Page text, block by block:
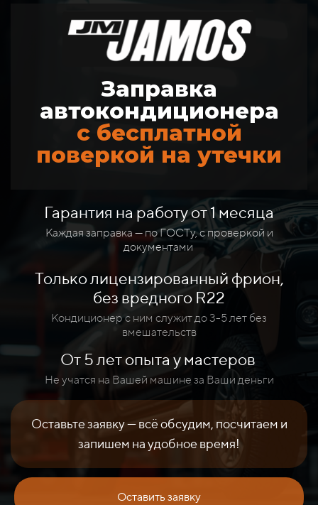
Заправка
автокондиционера
с бесплатной
поверкой на утечки
Гарантия на работу от 1 месяца
Каждая заправка — по ГОСТу, с проверкой и
документами
Только лицензированный фрион,
без вредного R22
Кондиционер с ним служит до 3-5 лет без
вмешательств
От 5 лет опыта у мастеров
Не учатся на Вашей машине за Ваши деньги
Оставьте заявку — всё обсудим, посчитаем и
запишем на удобное время!
Оставить заявку